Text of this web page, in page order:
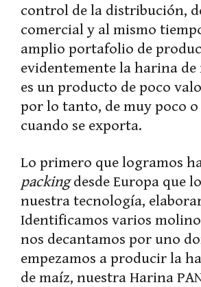
control de la distribución,
comercial y al mismo
amplio portafolio de
evidentemente la harina
es un producto de poco
por lo tanto, de muy poco
cuando se exporta.
Lo primero que logramos
packingdesde Europa que
nuestra tecnología,
Identificamos varios
nos decantamos por uno
empezamos a producir la
de maíz, nuestra Harina